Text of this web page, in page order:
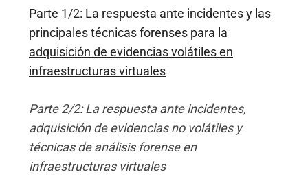
Parte 1/2: La respuesta ante incidentes y las
principales técnicas forenses para la
adquisición de evidencias volátiles en
infraestructuras virtuales
Parte 2/2: La respuesta ante incidentes,
adquisición de evidencias no volátiles y
técnicas de análisis forense en
infraestructuras virtuales